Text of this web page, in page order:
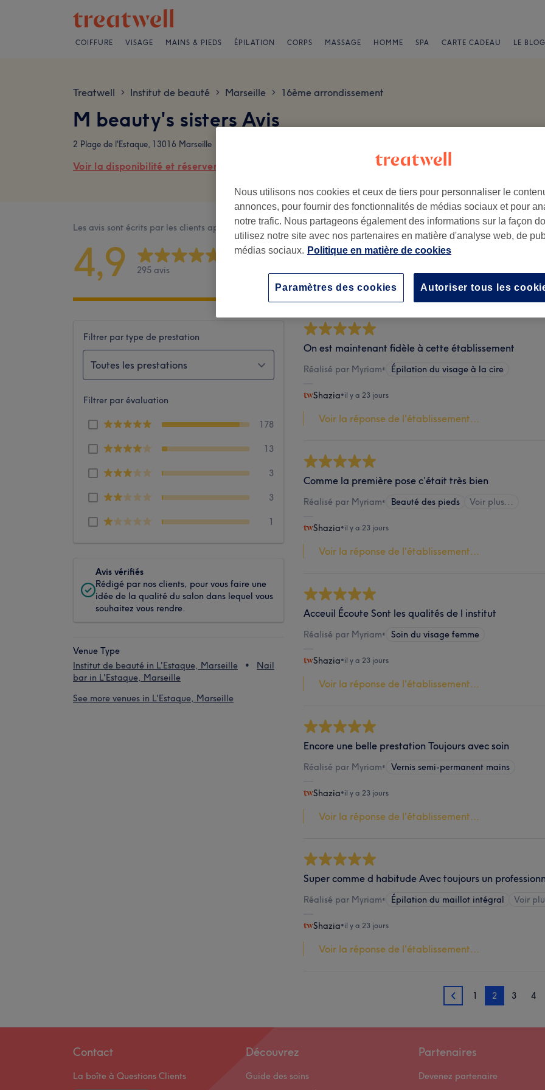
COIFFURE VISAGE MAINS & PIEDS ÉPILATION CORPS MASSAGE HOMME SPA CARTE CADEAU LE
Treatwell > Institut de beauté > Marseille > 16ème arrondissement
M beauty's sisters Avis
2 Plage de l'Estaque, 13016 Marseille
Voir la disponibilité et réserver en ligne
Les avis sont écrits par les clients après leur visite.
4,9 295 avis
Ambiance
Propreté
Filtrer par type de prestation
Toutes les prestations
Filtrer par évaluation
178
13
3
3
1
Avis vérifiés
Rédigé par nos clients, pour vous faire une
idée de la qualité du salon dans lequel vous
souhaitez vous rendre.
Venue Type
Institut de beauté in L'Estaque, Marseille
Nail
bar in L'Estaque, Marseille
See more venues in L'Estaque, Marseille
On est maintenant fidèle à cette établissement
Réalisé par Myriam• Épilation du visage à la cire
Shazia•il y a 23 jours
Voir la réponse de l'établissement...
Comme la première pose c’était très bien
Réalisé par Myriam• Beauté des pieds Voir plus...
Shazia•il y a 23 jours
Voir la réponse de l'établissement...
Acceuil Écoute Sont les qualités de l institut
Réalisé par Myriam• Soin du visage femme
Shazia•il y a 23 jours
Voir la réponse de l'établissement...
Encore une belle prestation Toujours avec soin
Réalisé par Myriam• Vernis semi-permanent mains
Shazia•il y a 23 jours
Voir la réponse de l'établissement...
Super comme d habitude Avec toujours un
Réalisé par Myriam• Épilation du maillot intégral Voir
Shazia•il y a 23 jours
Voir la réponse de l'établissement...
1 1 2 3 4
Contact
La boîte à Questions Clients
Découvrez
Guide des soins
Partenaires
Devenez partenaire
Nous utilisons nos cookies et ceux de tiers pour personnaliser le
annonces, pour fournir des fonctionnalités de médias sociaux et pour
notre trafic. Nous partageons également des informations sur la façon
utilisez notre site avec nos partenaires en matière d'analyse web, de
médias sociaux. Politique en matière de cookies
Autoriser tous les
Paramètres des cookies